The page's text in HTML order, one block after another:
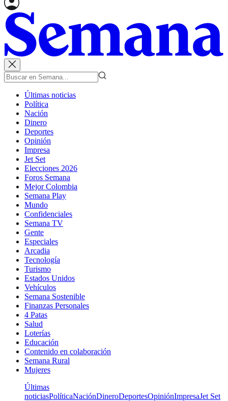
Últimas noticias
Política
Nación
Dinero
Deportes
Opinión
Impresa
Jet Set
Elecciones 2026
Foros Semana
Mejor Colombia
Semana Play
Mundo
Confidenciales
Semana TV
Gente
Especiales
Arcadia
Tecnología
Turismo
Estados Unidos
Vehículos
Semana Sostenible
Finanzas Personales
4 Patas
Salud
Loterías
Educación
Contenido en colaboración
Semana Rural
Mujeres
Últimas
noticiasPolíticaNaciónDineroDeportesOpiniónImpresaJet Set